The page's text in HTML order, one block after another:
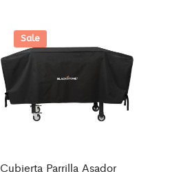
Sale
Cubierta Parrilla Asador